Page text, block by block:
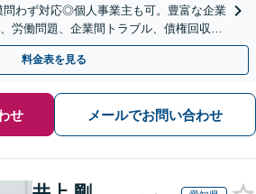
問わず対応◎個人事業主も可。豊富な企業
労働問題、企業間トラブル、債権回収、
、サポートします。
料金表を見る
せ メールでお問い合わせ